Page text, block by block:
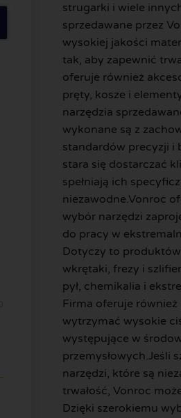
strugarki i wiele
sprzedawane przez
wysokiej jakości
tak, aby zapewnić
oferuje również
pręty, kosze i
narzędzia
wykonane są z
standardów precyzji i
stara się dostarczać
spełniają ich
niezawodne.Vonroc
wybór narzędzi
do pracy w
Dotyczy to
wkrętaki, frezy i
pył, chemikalia i
Firma oferuje
wytrzymać wysokie
występujące w
przemysłowych.Jeśli
narzędzi, które są
trwałość, Vonroc
Dzięki szerokiemu